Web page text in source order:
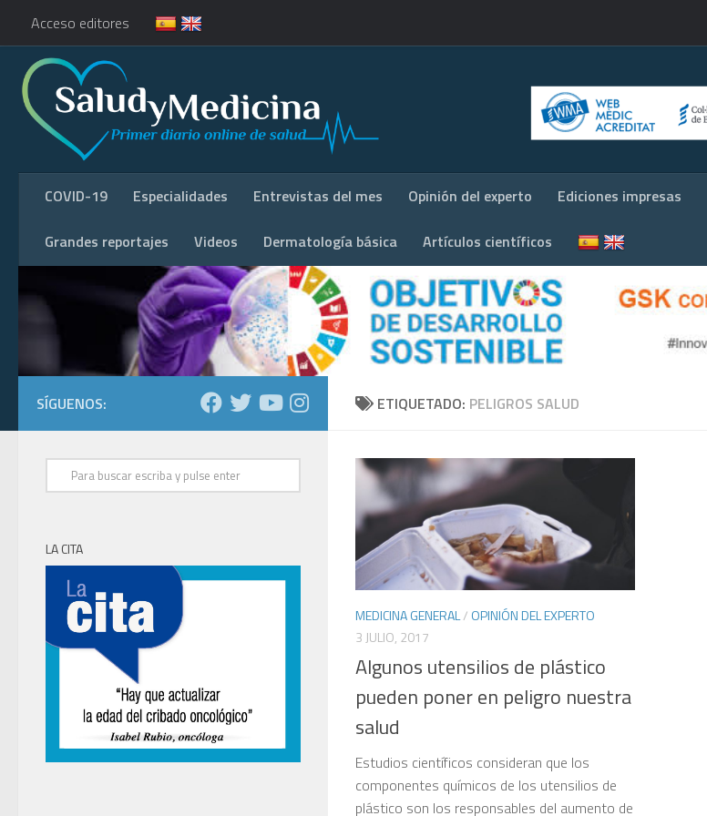
Acceso editores
COVID-19 Especialidades Entrevistas del mes Opinión del experto Ediciones impresas
Grandes reportajes Videos Dermatología básica Artículos científicos
ETIQUETADO: PELIGROS SALUD
MEDICINA GENERAL/ OPINIÓN DEL EXPERTO
3 JULIO, 2017
Algunos utensilios de plástico
pueden poner en peligro nuestra
salud
Estudios científicos consideran que los
componentes químicos de los utensilios de
plástico son los respon­sables del aumento de
SÍGUENOS:
LA CITA